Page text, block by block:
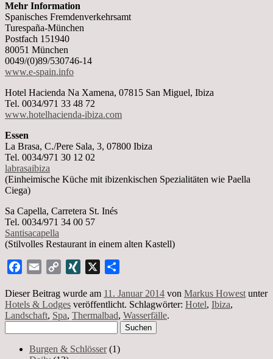
Mehr Information
Spanisches Fremdenverkehrsamt
Turespaña-München
Postfach 151940
80051 München
0049/(0)89/530746-14
www.e-spain.info
Hotel Hacienda Na Xamena, 07815 San Miguel, Ibiza
Tel. 0034/971 33 48 72
www.hotelhacienda-ibiza.com
Essen
La Brasa, C./Pere Sala, 3, 07800 Ibiza
Tel. 0034/971 30 12 02
labrasaibiza
(Einheimische Küche mit ibizenkischen Spezialitäten wie Paella
Ciega)
Sa Capella, Carretera St. Inés
Tel. 0034/971 34 00 57
Santisacapella
(Stilvolles Restaurant in einem alten Kastell)
Facebook
Email
Copy
XING
Dieser Beitrag wurde am 11. Januar 2014 von Markus Howest unter
Hotels & Lodges veröffentlicht. Schlagwörter: Hotel, Ibiza,
Landschaft, Spa, Thermalbad, Wasserfälle.
nach:
Burgen & Schlösser(1)